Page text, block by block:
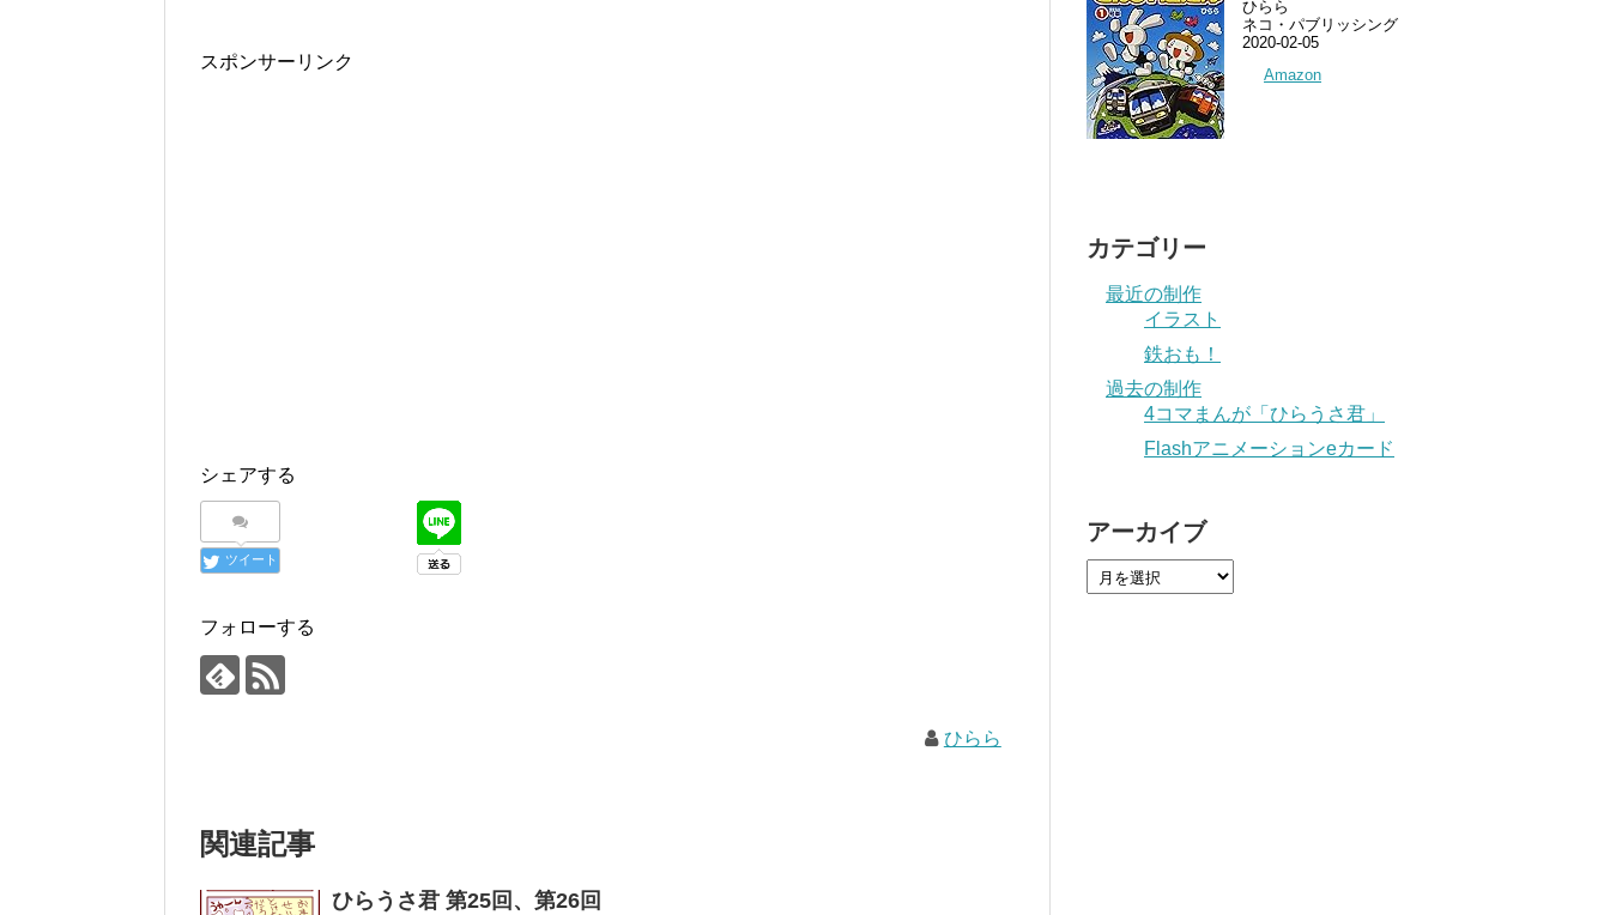
スポンサーリンク
シェアする
ツイート
フォローする
ひらら
関連記事
ひらうさ君 第25回、第26回
ひらら
ネコ・パブリッシング
2020-02-05
Amazon
カテゴリー
最近の制作
イラスト
鉄おも！
過去の制作
4コマまんが「ひらうさ君」
Flashアニメーションeカード
アーカイブ